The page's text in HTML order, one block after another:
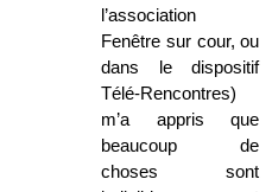
l’association
Fenêtre sur cour, ou
dans le dispositif
Télé-Rencontres)
m’a appris que
beaucoup de
choses sont